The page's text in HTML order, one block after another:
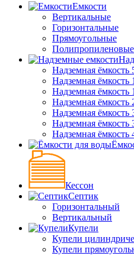
Емкости
Вертикальные
Горизонтальные
Прямоугольные
Полипропиленовые
Надземная ёмкость
Надземная ёмкость
Надземная ёмкость
Надземная ёмкость
Надземная ёмкость
Надземная ёмкость
Надземная ёмкость
Кессон
Септик
Горизонтальный
Вертикальный
Купели
Купели
Купели